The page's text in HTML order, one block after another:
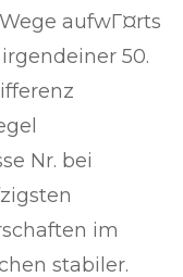
aufwГ¤rts
50.
Nr. bei
im
stabiler.